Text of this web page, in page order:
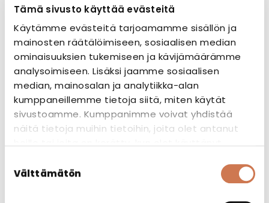
Tämä sivusto käyttää evästeitä
Käytämme evästeitä tarjoamamme sisällön ja
mainosten räätälöimiseen, sosiaalisen median
ominaisuuksien tukemiseen ja kävijämäärämme
analysoimiseen. Lisäksi jaamme sosiaalisen
median, mainosalan ja analytiikka-alan
kumppaneillemme tietoja siitä, miten käytät
sivustoamme. Kumppanimme voivat yhdistää
näitä tietoja muihin tietoihin, joita olet antanut
valinta
Välttämätön
Rakennuttaja
Asuntoyhtymä Group
Kohteen tyyppi
Kerrostalo (97 asuntoa)